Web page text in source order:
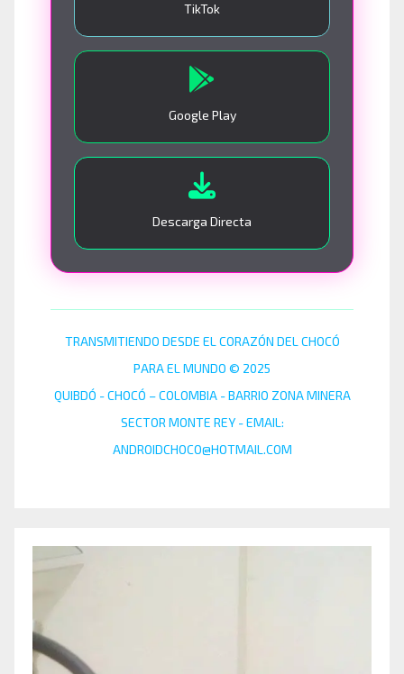
TikTok
Google Play
Descarga Directa
TRANSMITIENDO DESDE EL CORAZÓN DEL CHOCÓ
PARA EL MUNDO © 2025
QUIBDÓ - CHOCÓ – COLOMBIA - BARRIO ZONA MINERA
SECTOR MONTE REY - EMAIL:
ANDROIDCHOCO@HOTMAIL.COM